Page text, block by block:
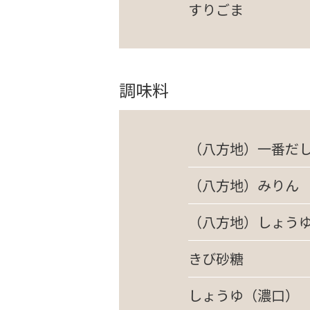
すりごま
調味料
（八方地）一番だ
（八方地）みりん
（八方地）しょう
きび砂糖
しょうゆ（濃口）